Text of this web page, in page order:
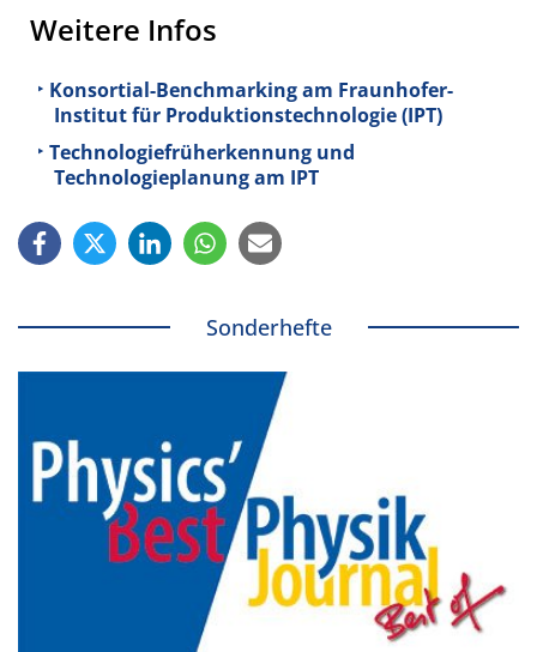
Weitere Infos
Konsortial-Benchmarking am Fraunhofer-
Institut für Produktionstechnologie (IPT)
Technologiefrüherkennung und
Technologieplanung am IPT
Sonderhefte